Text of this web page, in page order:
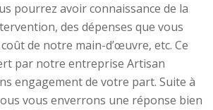
pourrez avoir connaissance de la
des dépenses que vous
de notre main-d’œuvre, etc. Ce
par notre entreprise Artisan
engagement de votre part. Suite à
vous enverrons une réponse bien